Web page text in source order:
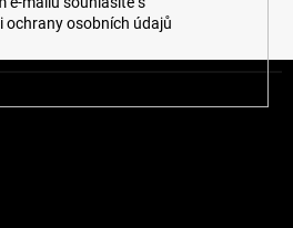
ochrany osobních údajů